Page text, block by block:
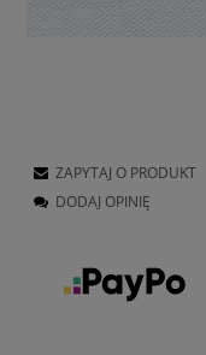
ZAPYTAJ O PRODUKT
DODAJ OPINIĘ